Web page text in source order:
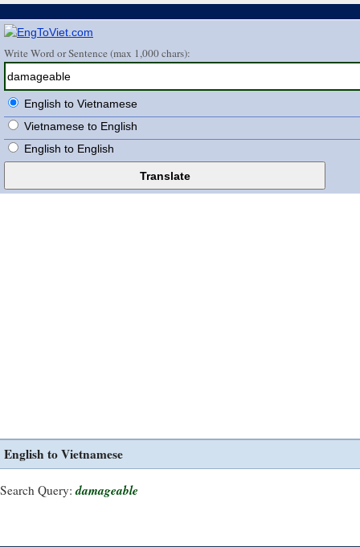
Write Word or Sentence (max 1,000 chars):
English to Vietnamese
Vietnamese to English
English to English
English to Vietnamese
Search Query: damageable